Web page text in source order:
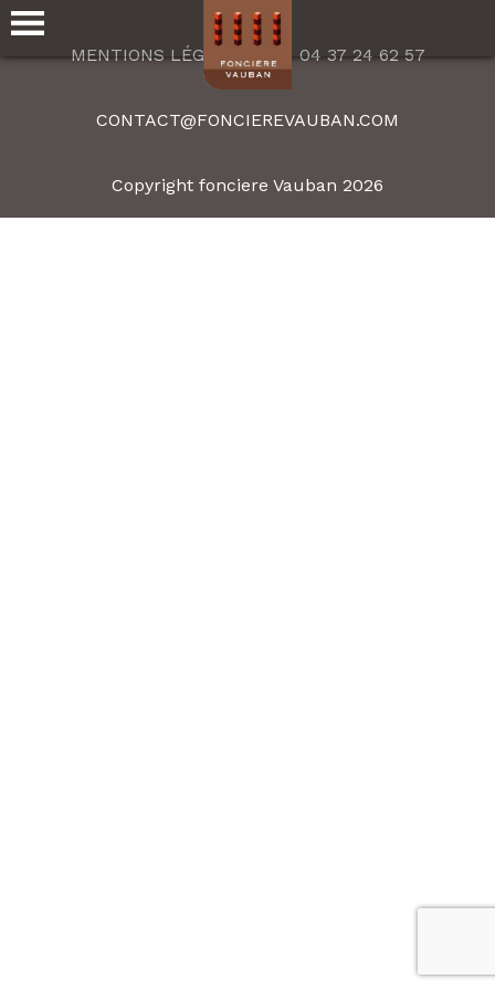
MENTIONS LÉGALES 04 37 24 62 57
CONTACT@FONCIEREVAUBAN.COM
Copyright fonciere Vauban 2026